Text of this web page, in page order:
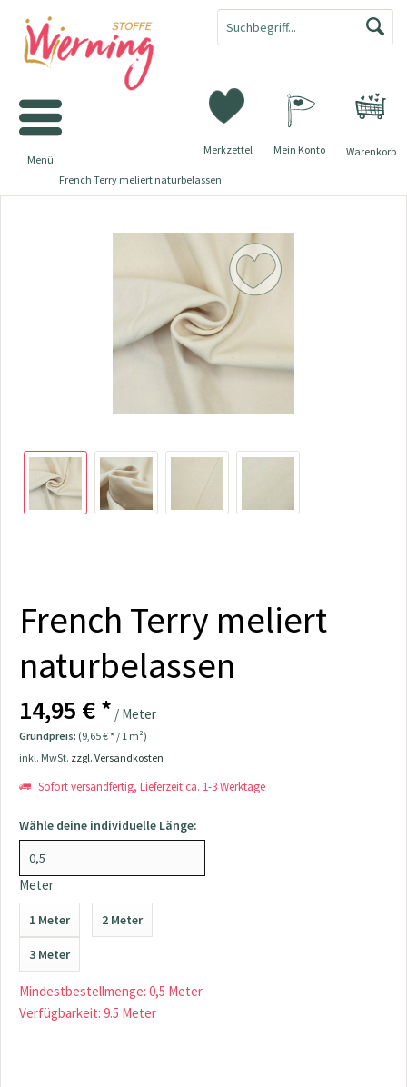
Warenkorb
Merkzettel Mein Konto
Menü
French Terry meliert naturbelassen
French Terry meliert
naturbelassen
14,95 € * / Meter
Grundpreis: (9,65 € * / 1 m²)
inkl. MwSt. zzgl. Versandkosten
Sofort versandfertig, Lieferzeit ca. 1-3 Werktage
Wähle deine individuelle Länge:
Meter
1 Meter 2 Meter
3 Meter
Mindestbestellmenge: 0,5 Meter
Verfügbarkeit: 9.5 Meter